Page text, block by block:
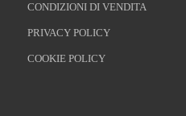
CONDIZIONI DI VENDITA
PRIVACY POLICY
COOKIE POLICY